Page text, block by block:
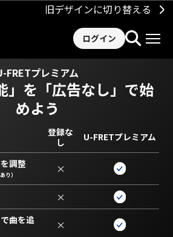
旧デザインに切り替える
ログイン
FRETプレミアム
」を 「広告なし」で始
めよう
登録な
し
U-FRETプレミアム
調整
り） ×
×
曲を追
×